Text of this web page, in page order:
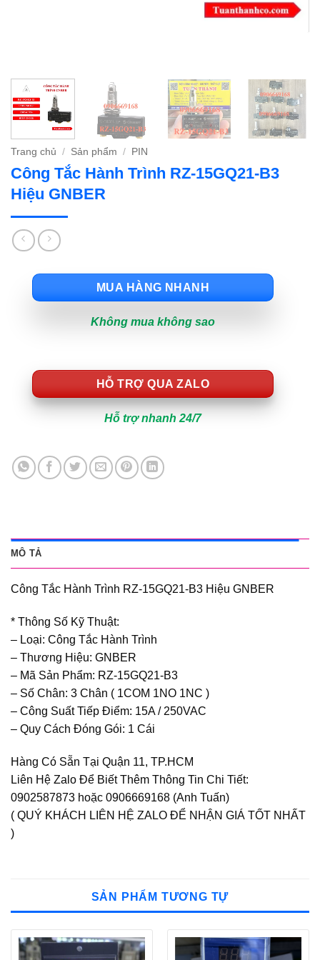
Trang chủ / Sản phẩm / PIN
Công Tắc Hành Trình RZ-15GQ21-B3
Hiệu GNBER
MUA HÀNG NHANH
Không mua không sao
HỖ TRỢ QUA ZALO
Hỗ trợ nhanh 24/7
MÔ TẢ
Công Tắc Hành Trình RZ-15GQ21-B3 Hiệu GNBER
* Thông Số Kỹ Thuật:
– Loại: Công Tắc Hành Trình
– Thương Hiệu: GNBER
– Mã Sản Phẩm: RZ-15GQ21-B3
– Số Chân: 3 Chân ( 1COM 1NO 1NC )
– Công Suất Tiếp Điểm: 15A / 250VAC
– Quy Cách Đóng Gói: 1 Cái
Hàng Có Sẵn Tại Quận 11, TP.HCM
Liên Hệ Zalo Để Biết Thêm Thông Tin Chi Tiết:
0902587873 hoặc 0906669168 (Anh Tuấn)
( QUÝ KHÁCH LIÊN HỆ ZALO ĐỂ NHẬN GIÁ TỐT NHẤT
)
SẢN PHẨM TƯƠNG TỰ